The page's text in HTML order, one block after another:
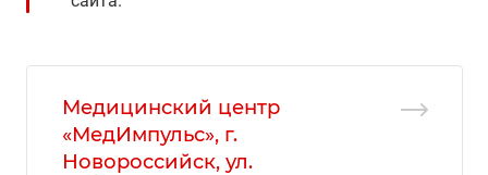
Медицинский центр
«МедИмпульс», г.
Новороссийск, ул.